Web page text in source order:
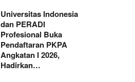
Universitas Indonesia
dan PERADI
Profesional Buka
Pendaftaran PKPA
Angkatan I 2026,
Hadirkan…